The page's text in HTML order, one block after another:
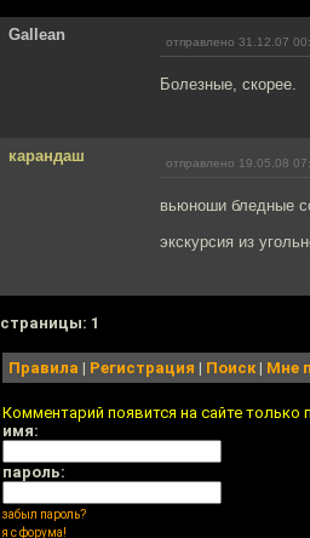
Gallean отправлено 31.12.07
Болезные, скорее.
карандаш отправлено 19.05.08
вьюноши бледные
экскурсия из
cтраницы: 1
Правила | Регистрация | Поиск| Мне
Комментарий появится на сайте
имя:
пароль:
забыл пароль?
я с форума!